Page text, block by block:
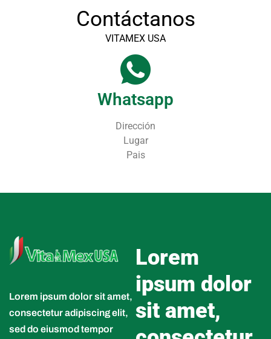
Contáctanos
VITAMEX USA
Whatsapp
Dirección
Lugar
Pais
Lorem ipsum dolor sit amet,
consectetur adipiscing elit,
sed do eiusmod tempor
Lorem
ipsum dolor
sit amet,